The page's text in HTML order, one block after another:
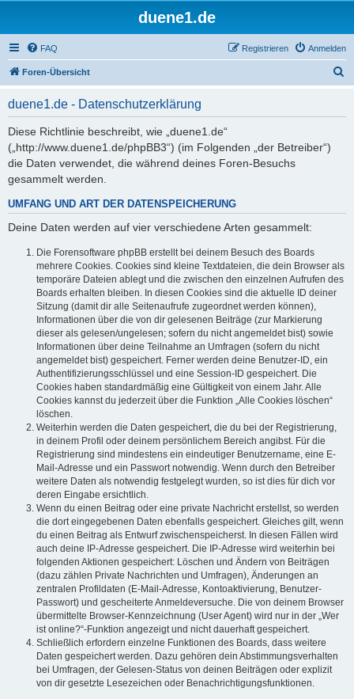
duene1.de
FAQ Anmelden
Registrieren
Foren-Übersicht
duene1.de - Datenschutzerklärung
Diese Richtlinie beschreibt, wie „duene1.de“
(„http://www.duene1.de/phpBB3“) (im Folgenden „der Betreiber“)
die Daten verwendet, die während deines Foren-Besuchs
gesammelt werden.
UMFANG UND ART DER DATENSPEICHERUNG
Deine Daten werden auf vier verschiedene Arten gesammelt:
Die Forensoftware phpBB erstellt bei deinem Besuch des Boards
mehrere Cookies. Cookies sind kleine Textdateien, die dein Browser als
temporäre Dateien ablegt und die zwischen den einzelnen Aufrufen des
Boards erhalten bleiben. In diesen Cookies sind die aktuelle ID deiner
Sitzung (damit dir alle Seitenaufrufe zugeordnet werden können),
Informationen über die von dir gelesenen Beiträge (zur Markierung
dieser als gelesen/ungelesen; sofern du nicht angemeldet bist) sowie
Informationen über deine Teilnahme an Umfragen (sofern du nicht
angemeldet bist) gespeichert. Ferner werden deine Benutzer-ID, ein
Authentifizierungsschlüssel und eine Session-ID gespeichert. Die
Cookies haben standardmäßig eine Gültigkeit von einem Jahr. Alle
Cookies kannst du jederzeit über die Funktion „Alle Cookies löschen“
löschen.
Weiterhin werden die Daten gespeichert, die du bei der Registrierung,
in deinem Profil oder deinem persönlichem Bereich angibst. Für die
Registrierung sind mindestens ein eindeutiger Benutzername, eine E-
Mail-Adresse und ein Passwort notwendig. Wenn durch den Betreiber
weitere Daten als notwendig festgelegt wurden, so ist dies für dich vor
deren Eingabe ersichtlich.
Wenn du einen Beitrag oder eine private Nachricht erstellst, so werden
die dort eingegebenen Daten ebenfalls gespeichert. Gleiches gilt, wenn
du einen Beitrag als Entwurf zwischenspeicherst. In diesen Fällen wird
auch deine IP-Adresse gespeichert. Die IP-Adresse wird weiterhin bei
folgenden Aktionen gespeichert: Löschen und Ändern von Beiträgen
(dazu zählen Private Nachrichten und Umfragen), Änderungen an
zentralen Profildaten (E-Mail-Adresse, Kontoaktivierung, Benutzer-
Passwort) und gescheiterte Anmeldeversuche. Die von deinem Browser
übermittelte Browser-Kennzeichnung (User Agent) wird nur in der „Wer
ist online?“-Funktion angezeigt und nicht dauerhaft gespeichert.
Schließlich erfordern einzelne Funktionen des Boards, dass weitere
Daten gespeichert werden. Dazu gehören dein Abstimmungsverhalten
bei Umfragen, der Gelesen-Status von deinen Beiträgen oder explizit
von dir gesetzte Lesezeichen oder Benachrichtigungsfunktionen.